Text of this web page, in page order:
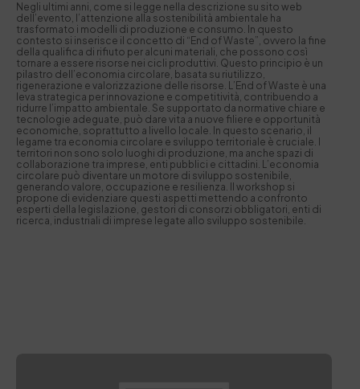
Negli ultimi anni, come si legge nella descrizione su sito web
dell’evento, l’attenzione alla sostenibilità ambientale ha
trasformato i modelli di produzione e consumo. In questo
contesto si inserisce il concetto di “End of Waste”, ovvero la fine
della qualifica di rifiuto per alcuni materiali, che possono così
tornare a essere risorse nei cicli produttivi. Questo principio è un
pilastro dell’economia circolare, basata su riutilizzo,
rigenerazione e valorizzazione delle risorse. L’End of Waste è una
leva strategica per innovazione e competitività, contribuendo a
ridurre l’impatto ambientale. Se supportato da normative chiare e
tecnologie adeguate, può dare vita a nuove filiere e opportunità
economiche, soprattutto a livello locale. In questo scenario, il
legame tra economia circolare e sviluppo territoriale è cruciale. I
territori non sono solo luoghi di produzione, ma anche spazi di
collaborazione tra imprese, enti pubblici e cittadini. L’economia
circolare può diventare un motore di sviluppo sostenibile,
generando valore, occupazione e resilienza. Il workshop si
propone di evidenziare questi aspetti mettendo a confronto
esperti della legislazione, gestori di consorzi obbligatori, enti di
ricerca, industriali di imprese legate allo sviluppo sostenibile.